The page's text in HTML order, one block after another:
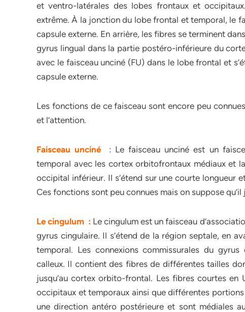
et ventro-latérales des lobes frontaux et
extrême. À la jonction du lobe frontal et temporal, le
capsule externe. En arrière, les fibres se terminent
gyrus lingual dans la partie postéro-inférieure du
avec le faisceau unciné (FU) dans le lobe frontal et
capsule externe.
Les fonctions de ce faisceau sont encore peu
et l’attention.
Faisceau unciné
: Le faisceau unciné est un
temporal avec les cortex orbitofrontaux médiaux et
occipital inférieur. Il s’étend sur une courte longueur
Ces fonctions sont peu connues mais on suppose
Le cingulum : Le cingulum est un faisceau
gyrus cingulaire. Il s’étend de la région septale, en
temporal. Les connexions commissurales du
calleux. Il contient des fibres de différentes tailles
jusqu’au cortex orbito-frontal. Les fibres courtes
occipitaux et temporaux ainsi que différentes
une direction antéro postérieure et sont médiales